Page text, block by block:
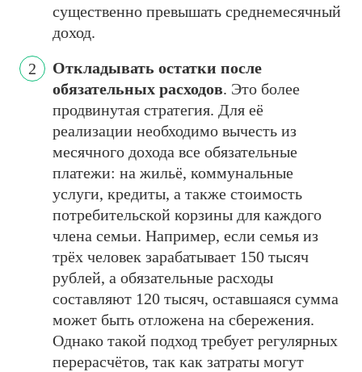
существенно превышать среднемесячный
доход.
Откладывать остатки после
обязательных расходов. Это более
продвинутая стратегия. Для её
реализации необходимо вычесть из
месячного дохода все обязательные
платежи: на жильё, коммунальные
услуги, кредиты, а также стоимость
потребительской корзины для каждого
члена семьи. Например, если семья из
трёх человек зарабатывает 150 тысяч
рублей, а обязательные расходы
составляют 120 тысяч, оставшаяся сумма
может быть отложена на сбережения.
Однако такой подход требует регулярных
перерасчётов, так как затраты могут